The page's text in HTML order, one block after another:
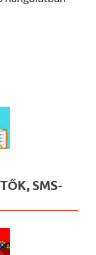
SMS-